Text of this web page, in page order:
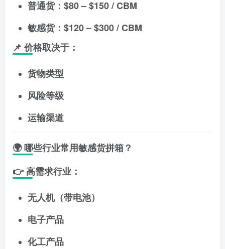
普通货：$80 – $150 / CBM
敏感货：$120 – $300 / CBM
📌 价格取决于：
货物类型
风险等级
运输渠道
🌍 哪些行业常用敏感货拼箱？
👉 高需求行业：
无人机（带电池）
电子产品
化工产品